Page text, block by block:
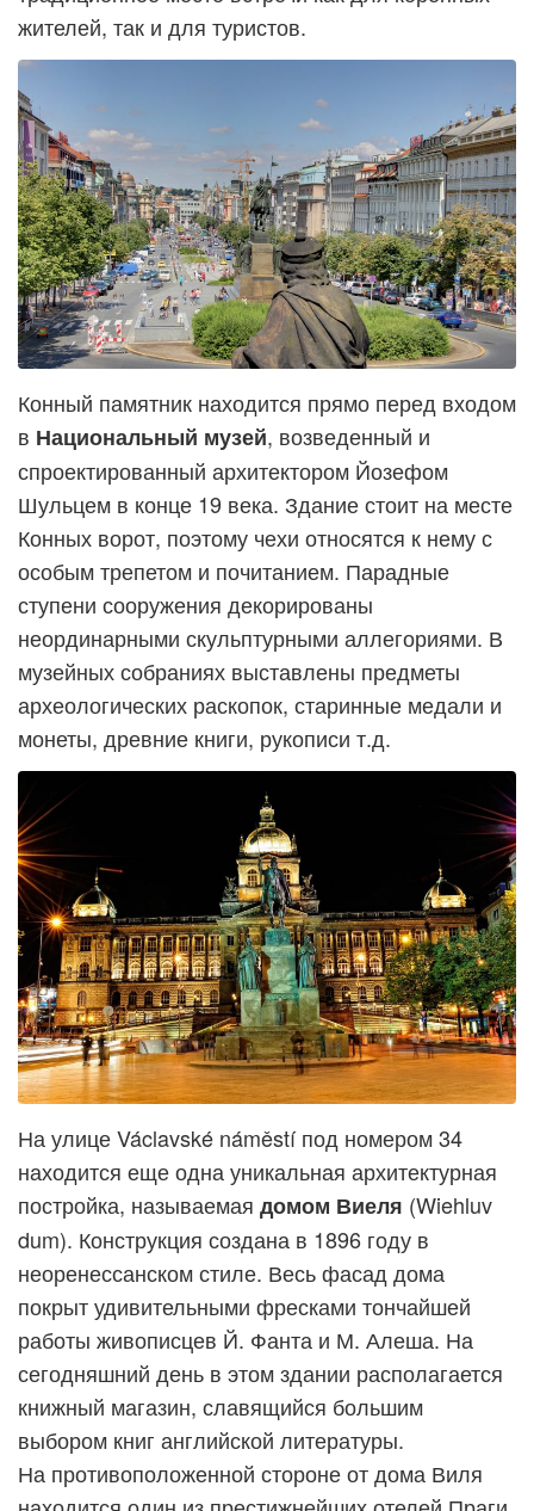
жителей, так и для туристов.
Конный памятник находится прямо перед входом
в Национальный музей, возведенный и
спроектированный архитектором Йозефом
Шульцем в конце 19 века. Здание стоит на месте
Конных ворот, поэтому чехи относятся к нему с
особым трепетом и почитанием. Парадные
ступени сооружения декорированы
неординарными скульптурными аллегориями. В
музейных собраниях выставлены предметы
археологических раскопок, старинные медали и
монеты, древние книги, рукописи т.д.
На улице Václavské náměstí под номером 34
находится еще одна уникальная архитектурная
постройка, называемая домом Виеля (Wiehluv
dum). Конструкция создана в 1896 году в
неоренессанском стиле. Весь фасад дома
покрыт удивительными фресками тончайшей
работы живописцев Й. Фанта и М. Алеша. На
сегодняшний день в этом здании располагается
книжный магазин, славящийся большим
выбором книг английской литературы.
На противоположенной стороне от дома Виля